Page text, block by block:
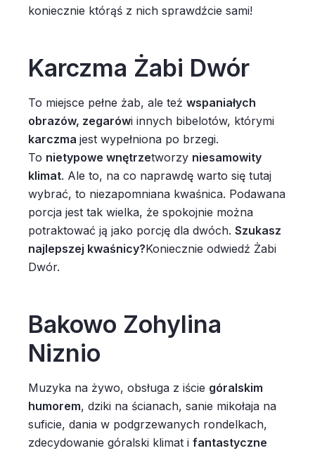
koniecznie którąś z nich sprawdźcie sami!
Karczma Żabi Dwór
To miejsce pełne żab, ale też wspaniałych
obrazów, zegarówi innych bibelotów, którymi
karczma jest wypełniona po brzegi.
To nietypowe wnętrzetworzy niesamowity
klimat. Ale to, na co naprawdę warto się tutaj
wybrać, to niezapomniana kwaśnica. Podawana
porcja jest tak wielka, że spokojnie można
potraktować ją jako porcję dla dwóch. Szukasz
najlepszej kwaśnicy?Koniecznie odwiedź Żabi
Dwór.
Bakowo Zohylina
Niznio
Muzyka na żywo, obsługa z iście góralskim
humorem, dziki na ścianach, sanie mikołaja na
suficie, dania w podgrzewanych rondelkach,
zdecydowanie góralski klimat i fantastyczne